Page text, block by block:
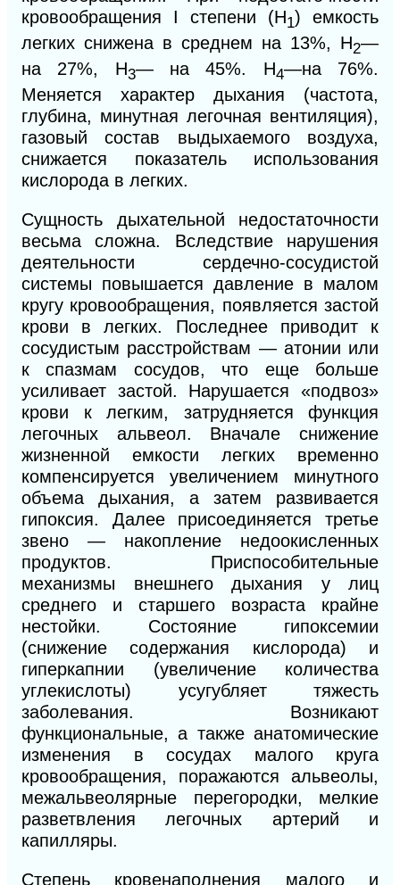
кровообращения I степени (H1) емкость
легких снижена в среднем на 13%, Н2—
на 27%, Н3— на 45%. Н4—на 76%.
Меняется характер дыхания (частота,
глубина, минутная легочная вентиляция),
газовый состав выдыхаемого воздуха,
снижается показатель использования
кислорода в легких.
Сущность дыхательной недостаточности
весьма сложна. Вследствие нарушения
деятельности сердечно-сосудистой
системы повышается давление в малом
кругу кровообращения, появляется застой
крови в легких. Последнее приводит к
сосудистым расстройствам — атонии или
к спазмам сосудов, что еще больше
усиливает застой. Нарушается «подвоз»
крови к легким, затрудняется функция
легочных альвеол. Вначале снижение
жизненной емкости легких временно
компенсируется увеличением минутного
объема дыхания, а затем развивается
гипоксия. Далее присоединяется третье
звено — накопление недоокисленных
продуктов. Приспособительные
механизмы внешнего дыхания у лиц
среднего и старшего возраста крайне
нестойки. Состояние гипоксемии
(снижение содержания кислорода) и
гиперкапнии (увеличение количества
углекислоты) усугубляет тяжесть
заболевания. Возникают
функциональные, а также анатомические
изменения в сосудах малого круга
кровообращения, поражаются альвеолы,
межальвеолярные перегородки, мелкие
разветвления легочных артерий и
капилляры.
Степень кровенаполнения малого и